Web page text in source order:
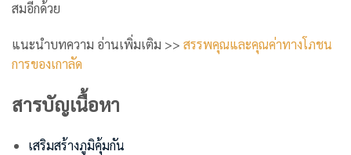
สมอีกด้วย
แนะนำบทความ อ่านเพิ่มเติม >> สรรพคุณและคุณค่าทางโภชน
การของเกาลัด
สารบัญเนื้อหา
เสริมสร้างภูมิคุ้มกัน